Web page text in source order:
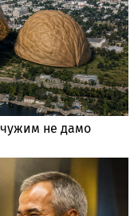
чужим не дамо